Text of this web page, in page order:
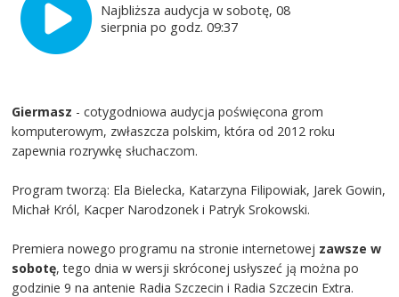
Najbliższa audycja w sobotę, 08
sierpnia po godz. 09:37
Giermasz - cotygodniowa audycja poświęcona grom
komputerowym, zwłaszcza polskim, która od 2012 roku
zapewnia rozrywkę słuchaczom.
Program tworzą: Ela Bielecka, Katarzyna Filipowiak, Jarek Gowin,
Michał Król, Kacper Narodzonek i Patryk Srokowski.
Premiera nowego programu na stronie internetowej zawsze w
sobotę, tego dnia w wersji skróconej usłyszeć ją można po
godzinie 9 na antenie Radia Szczecin i Radia Szczecin Extra.